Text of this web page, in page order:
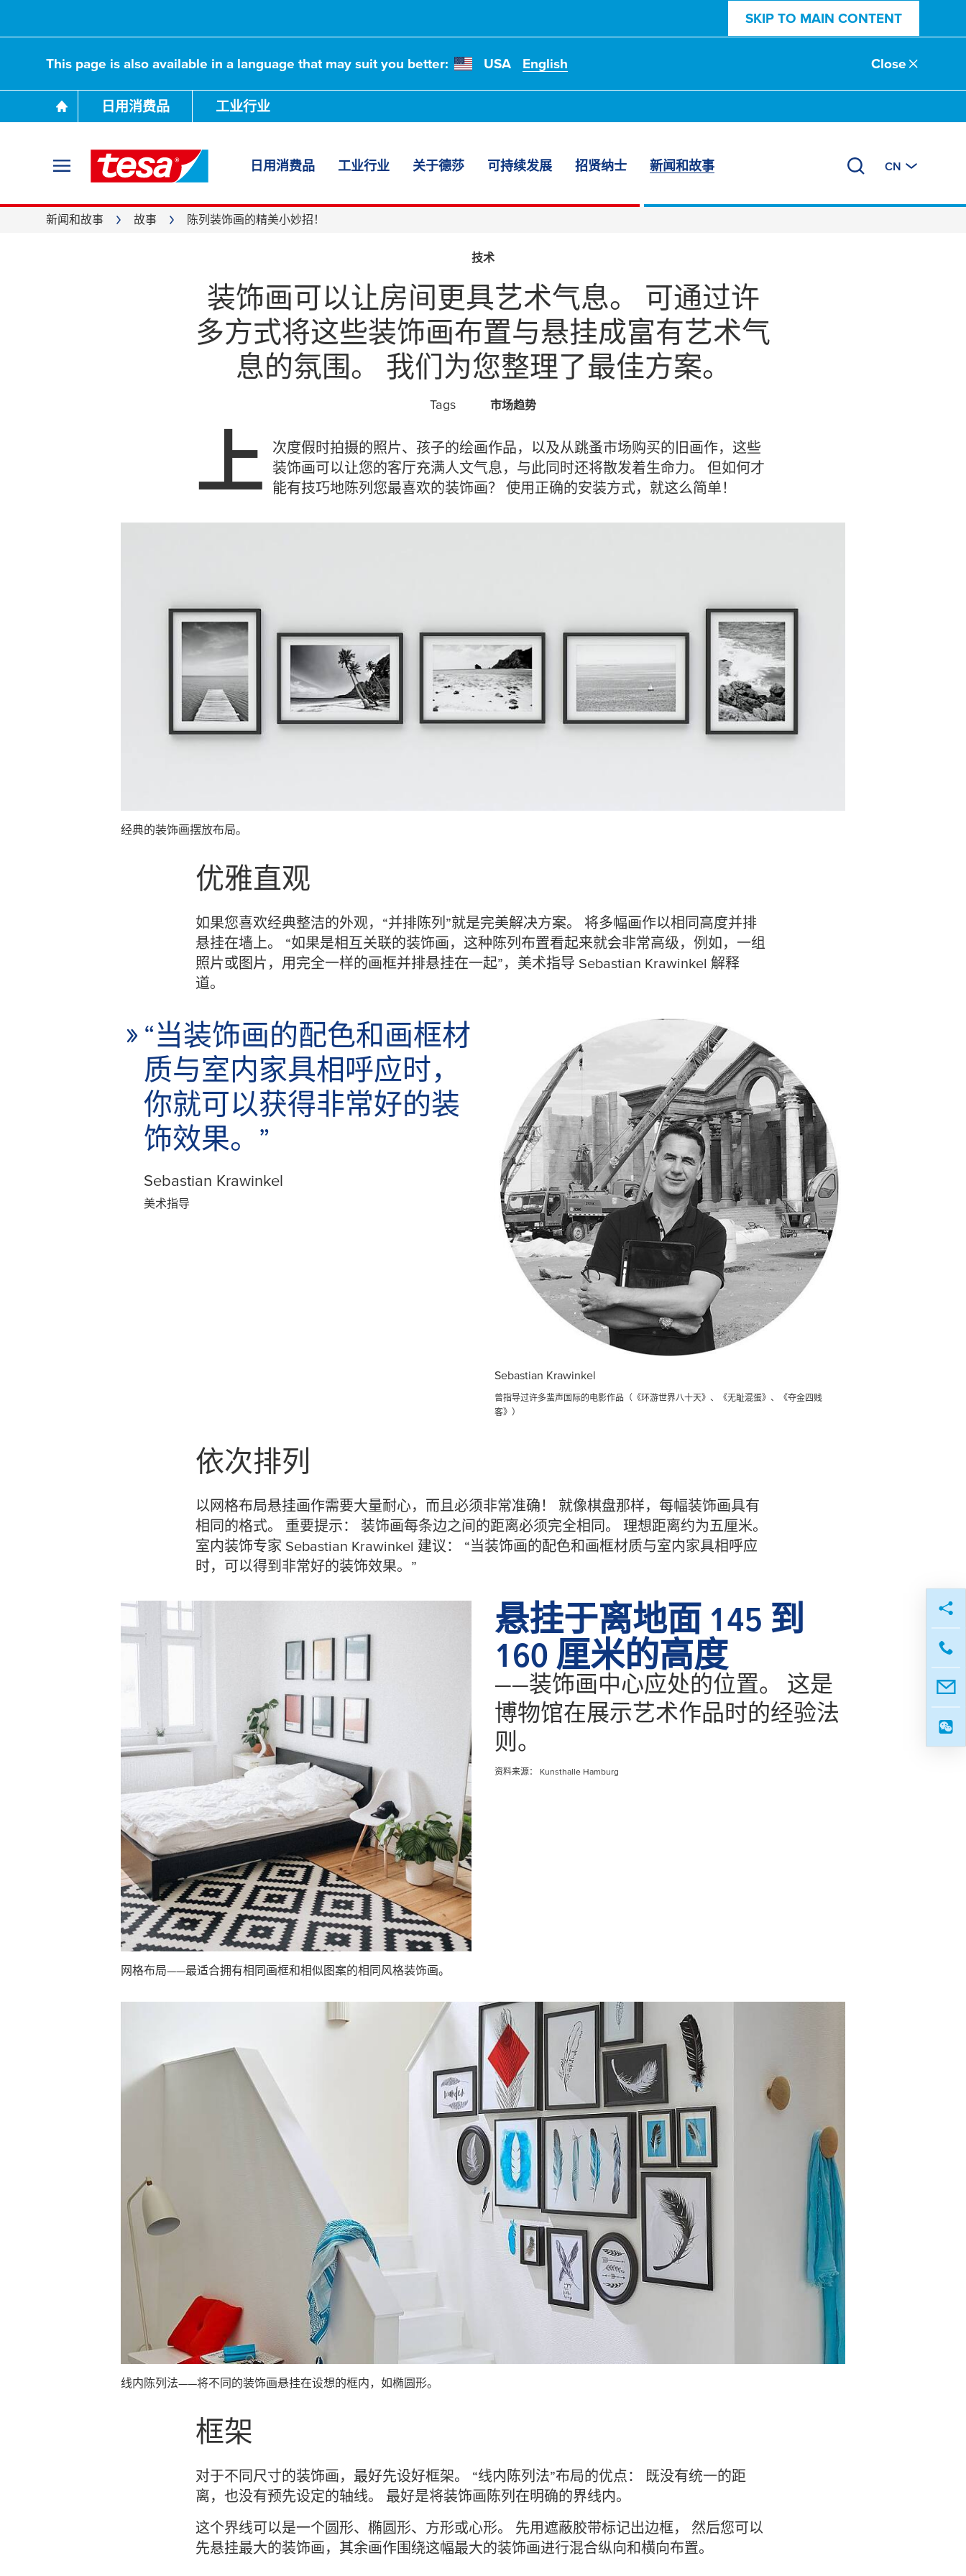
SKIP TO MAIN CONTENT
This page is also available in a language that may suit you better: USA English Close
日用消费品 工业行业
日用消费品 工业行业 关于德莎 可持续发展 招贤纳士 新闻和故事 CN
新闻和故事 故事 陈列装饰画的精美小妙招！
非常绝妙！ 关于陈列装饰
画的专业建议
技术
装饰画可以让房间更具艺术气息。 可通过许
多方式将这些装饰画布置与悬挂成富有艺术气
息的氛围。 我们为您整理了最佳方案。
Tags 市场趋势
上
次度假时拍摄的照片、孩子的绘画作品，以及从跳蚤市场购买的旧画作，这些
装饰画可以让您的客厅充满人文气息，与此同时还将散发着生命力。 但如何才
能有技巧地陈列您最喜欢的装饰画？ 使用正确的安装方式，就这么简单！
经典的装饰画摆放布局。
优雅直观
如果您喜欢经典整洁的外观，“并排陈列”就是完美解决方案。 将多幅画作以相同高度并排
悬挂在墙上。 “如果是相互关联的装饰画，这种陈列布置看起来就会非常高级，例如，一组
照片或图片，用完全一样的画框并排悬挂在一起”，美术指导 Sebastian Krawinkel 解释
道。
“当装饰画的配色和画框材
质与室内家具相呼应时，
你就可以获得非常好的装
饰效果。”
Sebastian Krawinkel
美术指导
Sebastian Krawinkel
曾指导过许多蜚声国际的电影作品（《环游世界八十天》、《无耻混蛋》、《夺金四贱
客》）
依次排列
以网格布局悬挂画作需要大量耐心，而且必须非常准确！ 就像棋盘那样，每幅装饰画具有
相同的格式。 重要提示： 装饰画每条边之间的距离必须完全相同。 理想距离约为五厘米。
室内装饰专家 Sebastian Krawinkel 建议： “当装饰画的配色和画框材质与室内家具相呼应
时，可以得到非常好的装饰效果。”
网格布局——最适合拥有相同画框和相似图案的相同风格装饰画。
悬挂于离地面 145 到
160 厘米的高度
——装饰画中心应处的位置。 这是
博物馆在展示艺术作品时的经验法
则。
资料来源： Kunsthalle Hamburg
线内陈列法——将不同的装饰画悬挂在设想的框内，如椭圆形。
框架
对于不同尺寸的装饰画，最好先设好框架。 “线内陈列法”布局的优点： 既没有统一的距
离，也没有预先设定的轴线。 最好是将装饰画陈列在明确的界线内。
这个界线可以是一个圆形、椭圆形、方形或心形。 先用遮蔽胶带标记出边框， 然后您可以
先悬挂最大的装饰画，其余画作围绕这幅最大的装饰画进行混合纵向和横向布置。